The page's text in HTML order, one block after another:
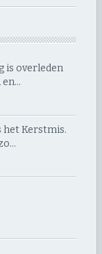
is overleden
en…
het Kerstmis.